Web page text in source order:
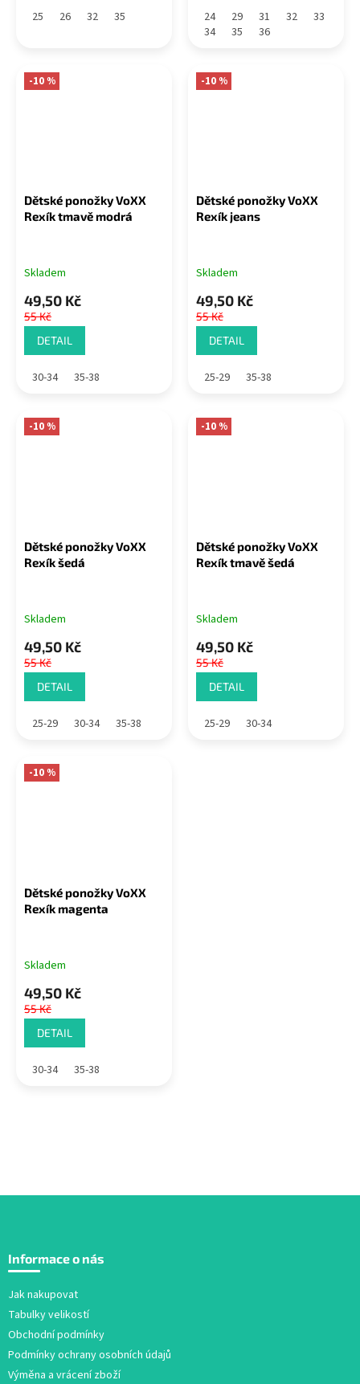
25 26 32 35 24 29 31 32
33
34
35 36
-10 %
Dětské ponožky VoXX
Rexík tmavě modrá
Skladem
49,50 Kč
55 Kč
DETAIL
30-34 35-38
-10 %
Dětské ponožky VoXX
Rexík jeans
Skladem
49,50 Kč
55 Kč
DETAIL
25-29 35-38
-10 %
Dětské ponožky VoXX
Rexík šedá
Skladem
49,50 Kč
55 Kč
DETAIL
25-29 30-34 35-38
-10 %
Dětské ponožky VoXX
Rexík tmavě šedá
Skladem
49,50 Kč
55 Kč
DETAIL
25-29 30-34
-10 %
Dětské ponožky VoXX
Rexík magenta
Skladem
49,50 Kč
55 Kč
DETAIL
30-34 35-38
p
Informace o nás
Jak nakupovat
Tabulky velikostí
Obchodní podmínky
Podmínky ochrany osobních údajů
Výměna a vrácení zboží